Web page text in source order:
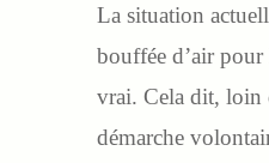
La situation
bouffée d’air pour
vrai. Cela dit, loin
démarche